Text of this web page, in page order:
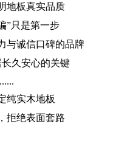
地板真实品质
”只是第一步
与诚信口碑的品牌
久安心的关键
......
纯实木地板
拒绝表面套路